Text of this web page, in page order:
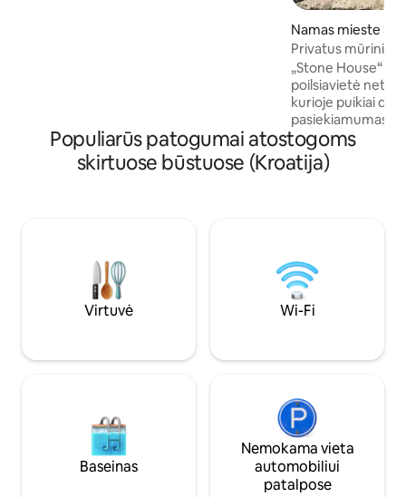
mėgaukitės puikiu pabėgimu!
Namas mieste
Privatus mūrinis
Ramybės kupina
„Stone House“
poilsiavietė netoli
kurioje puikiai
pasiekiamumas. Apsuptas nepaliestos
gamtos ir
akmeninis namas
tempą ir atgauti
minutės kelio
kalno, kur rasite
maudymosi vietą
Populiarūs patogumai atostogoms
skirtuose būstuose (Kroatija)
Virtuvė Wi-Fi
Baseinas
Nemokama vieta
automobiliui
patalpose